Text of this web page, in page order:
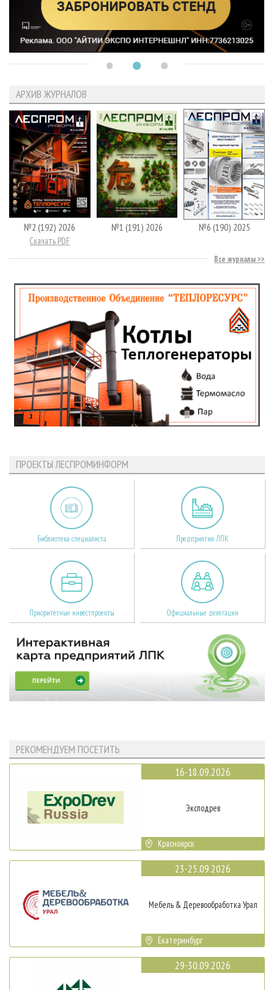
АРХИВ ЖУРНАЛОВ
№2 (192) 2026
Скачать PDF
№1 (191) 2026 №6 (190) 2025
Все журналы
ПРОЕКТЫ ЛЕСПРОМИНФОРМ
Библиотека специалиста Предприятия ЛПК
Приоритетные инвестпроекты Официальные делегации
РЕКОМЕНДУЕМ ПОСЕТИТЬ
16-18.09.2026
Эксподрев
Красноярск
23-25.09.2026
Мебель & Деревообработка Урал
Екатеринбург
29-30.09.2026